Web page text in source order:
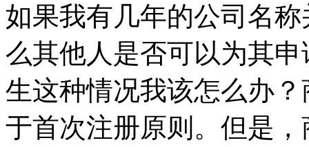
如果我有几年的公司名
么其他人是否可以为其
生这种情况我该怎么办
于首次注册原则。但是